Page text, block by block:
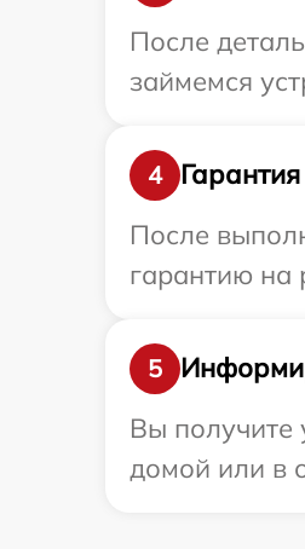
После
займемся
4
Гарантия
После
гарантию на
5
Вы получите
домой или в